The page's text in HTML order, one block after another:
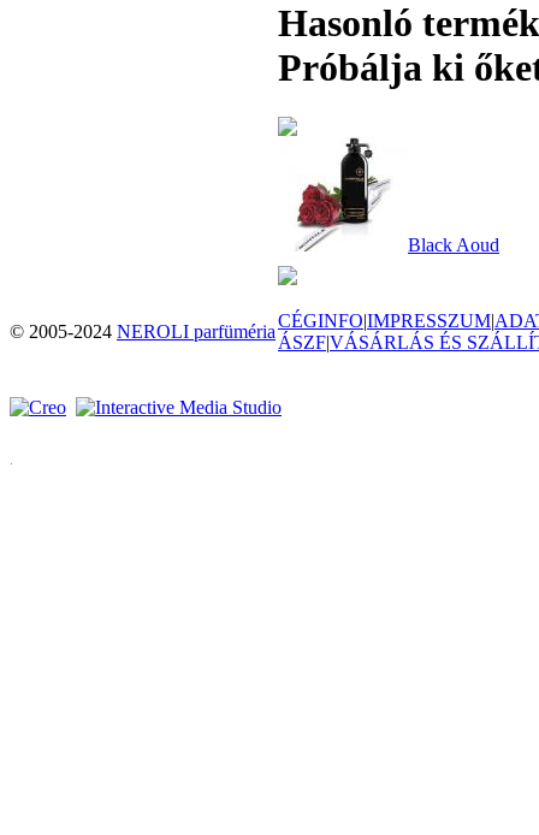
Hasonló
Próbálja ki
Black Aoud
© 2005-2024 NEROLI parfüméria
CÉGINFO|IMPRESSZUM|
ÁSZF|VÁSÁRLÁS ÉS